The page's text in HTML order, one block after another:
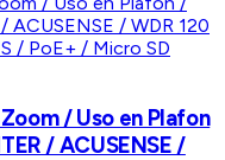
/ Uso en Plafon
/ ACUSENSE /